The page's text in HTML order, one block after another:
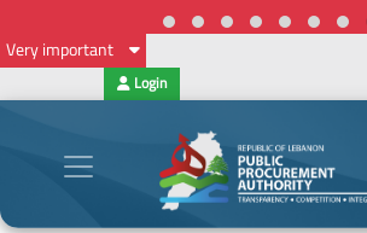
Very important
Login